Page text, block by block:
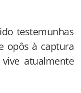
testemunhas
opôs à captura
atualmente